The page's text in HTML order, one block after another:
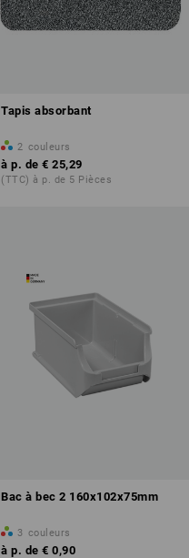
Tapis absorbant
2 couleurs
à p. de € 25,29
(TTC) à p. de 5 Pièces
Bac à bec 2 160x102x75mm
3 couleurs
à p. de € 0,90